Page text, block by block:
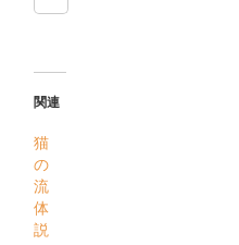
関連
猫
の
流
体
説